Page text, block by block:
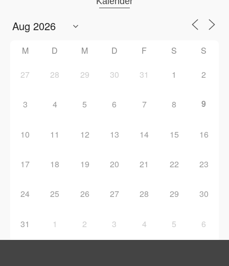
M D M D F S S
27 28 29 30 31 1 2
3 4 5 6 7 8 9
10 11 12 13 14 15 16
17 18 19 20 21 22 23
24 25 26 27 28 29 30
31 1 2 3 4 5 6